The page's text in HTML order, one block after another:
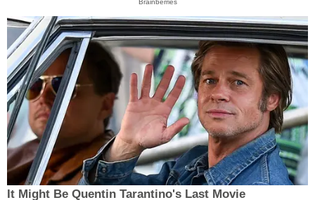
Brainberries
It Might Be Quentin Tarantino's Last Movie